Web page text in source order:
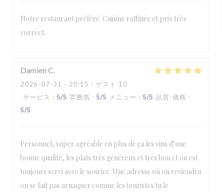
Notre restaurant préféré. Cuisine raffinée et prix très
correct.
Damien C
2026-07-31 - 20:15 - ゲスト 10
サービス : 5/5 雰囲気 : 5/5 メニュー : 5/5 品質-価格 :
5/5
Personnel, super agréable en plus de ça les vins d’une
bonne qualité, les plats très généreux et très bon et on est
toujours servi avec le sourire. Une adresse où on reviendra
on se fait pas arnaquer comme les touristes tu le